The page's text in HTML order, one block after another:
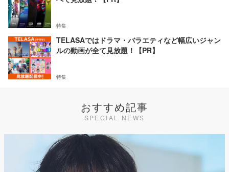
特集
TELASAではドラマ・バラエティなど幅広いジャン
ルの動画が全て見放題！【PR】
特集
おすすめ記事
SPECIAL NEWS